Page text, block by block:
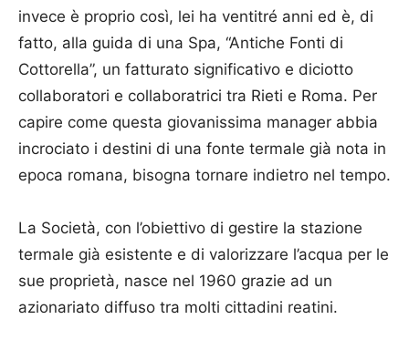
invece è proprio così, lei ha ventitré anni ed è, di
fatto, alla guida di una Spa, “Antiche Fonti di
Cottorella”, un fatturato significativo e diciotto
collaboratori e collaboratrici tra Rieti e Roma. Per
capire come questa giovanissima manager abbia
incrociato i destini di una fonte termale già nota in
epoca romana, bisogna tornare indietro nel tempo.
La Società, con l’obiettivo di gestire la stazione
termale già esistente e di valorizzare l’acqua per le
sue proprietà, nasce nel 1960 grazie ad un
azionariato diffuso tra molti cittadini reatini.